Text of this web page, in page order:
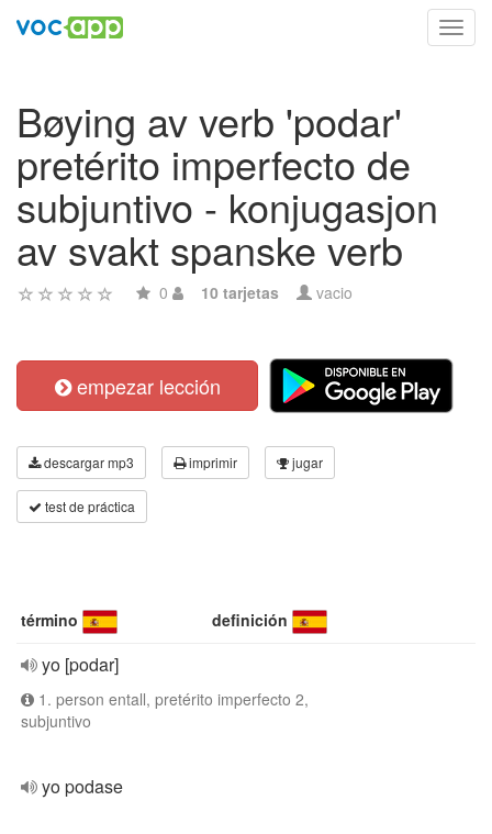
Bøying av verb 'podar'
pretérito imperfecto de
subjuntivo - konjugasjon
av svakt spanske verb
0 10 tarjetas vacio
empezar lección
descargar mp3 imprimir jugar
test de práctica
término definición
yo [podar]
1. person entall, pretérito imperfecto 2,
subjuntivo
yo podase